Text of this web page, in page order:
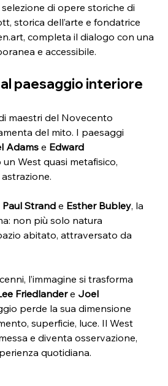
di opere storiche di
storica dell’arte e fondatrice
, completa il dialogo con una
e accessibile.
paesaggio interiore
maestri del Novecento
del mito. I paesaggi
Adams e Edward
West quasi metafisico,
Paul Strand e Esther Bubley, la
non più solo natura
abitato, attraversato da
l’immagine si trasforma
Friedlander e Joel
perde la sua dimensione
superficie, luce. Il West
e diventa osservazione,
quotidiana.